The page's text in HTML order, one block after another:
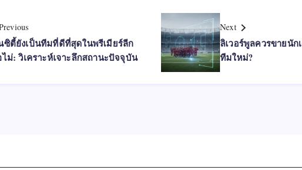
ซิตี้ยังเป็นทีมที่ดีที่สุดในพรีเมียร์ลีก
ม่: วิเคราะห์เจาะลึกสถานะปัจจุบัน
Next
ลิเวอร์พูลควรขายนัก
ทีมใหม่?